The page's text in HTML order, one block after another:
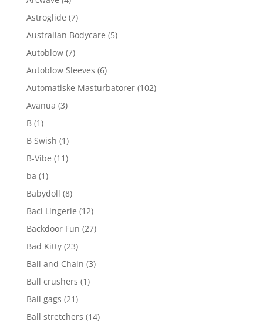
Astroglide (7)
Australian Bodycare (5)
Autoblow (7)
Autoblow Sleeves (6)
Automatiske Masturbatorer (102)
Avanua (3)
B (1)
B Swish (1)
B-Vibe (11)
ba (1)
Babydoll (8)
Baci Lingerie (12)
Backdoor Fun (27)
Bad Kitty (23)
Ball and Chain (3)
Ball crushers (1)
Ball gags (21)
Ball stretchers (14)